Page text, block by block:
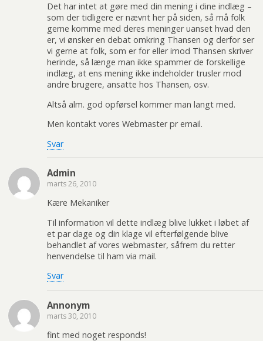
Det har intet at gøre med din mening i dine indlæg –
som der tidligere er nævnt her på siden, så må folk
gerne komme med deres meninger uanset hvad den
er, vi ønsker en debat omkring Thansen og derfor ser
vi gerne at folk, som er for eller imod Thansen skriver
herinde, så længe man ikke spammer de forskellige
indlæg, at ens mening ikke indeholder trusler mod
andre brugere, ansatte hos Thansen, osv.
Altså alm. god opførsel kommer man langt med.
Men kontakt vores Webmaster pr email.
Svar
Admin
marts 26, 2010
Kære Mekaniker
Til information vil dette indlæg blive lukket i løbet af
et par dage og din klage vil efterfølgende blive
behandlet af vores webmaster, såfrem du retter
henvendelse til ham via mail.
Svar
Annonym
marts 30, 2010
fint med noget responds!